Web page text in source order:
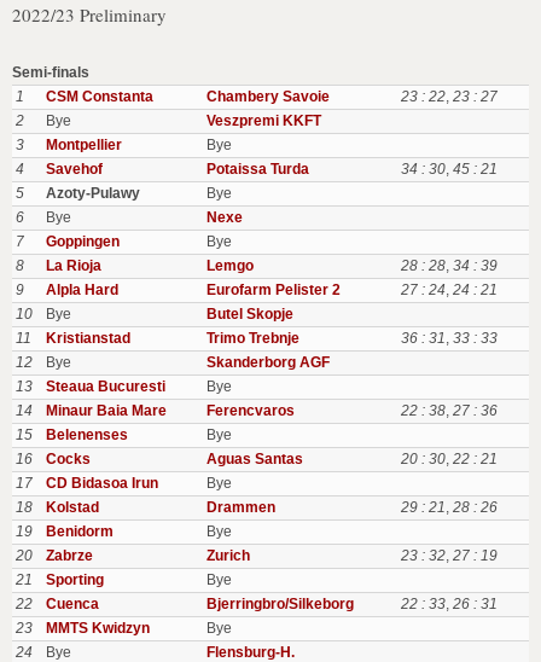
2022/23 Preliminary
Semi-finals
1
CSM Constanta Chambery Savoie 23 : 22, 23 : 27
2
Bye
Veszpremi KKFT
3
Montpellier
Bye
4
Savehof Potaissa Turda 34 : 30, 45 : 21
5
Azoty-Pulawy
Bye
6
Bye
Nexe
7
Goppingen
Bye
8
La Rioja Lemgo 28 : 28, 34 : 39
9
Alpla Hard Eurofarm Pelister 2 27 : 24, 24 : 21
10
Bye
Butel Skopje
11
Kristianstad Trimo Trebnje 36 : 31, 33 : 33
12
Bye
Skanderborg AGF
13
Steaua Bucuresti
Bye
14
Minaur Baia Mare Ferencvaros 22 : 38, 27 : 36
15
Belenenses
Bye
16
Cocks Aguas Santas 20 : 30, 22 : 21
17
CD Bidasoa Irun
Bye
18
Kolstad Drammen 29 : 21, 28 : 26
19
Benidorm
Bye
20
Zabrze Zurich 23 : 32, 27 : 19
21
Sporting
Bye
22
Cuenca Bjerringbro/Silkeborg 22 : 33, 26 : 31
23
MMTS Kwidzyn
Bye
24
Bye Flensburg-H.